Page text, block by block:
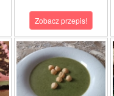
Zobacz przepis!